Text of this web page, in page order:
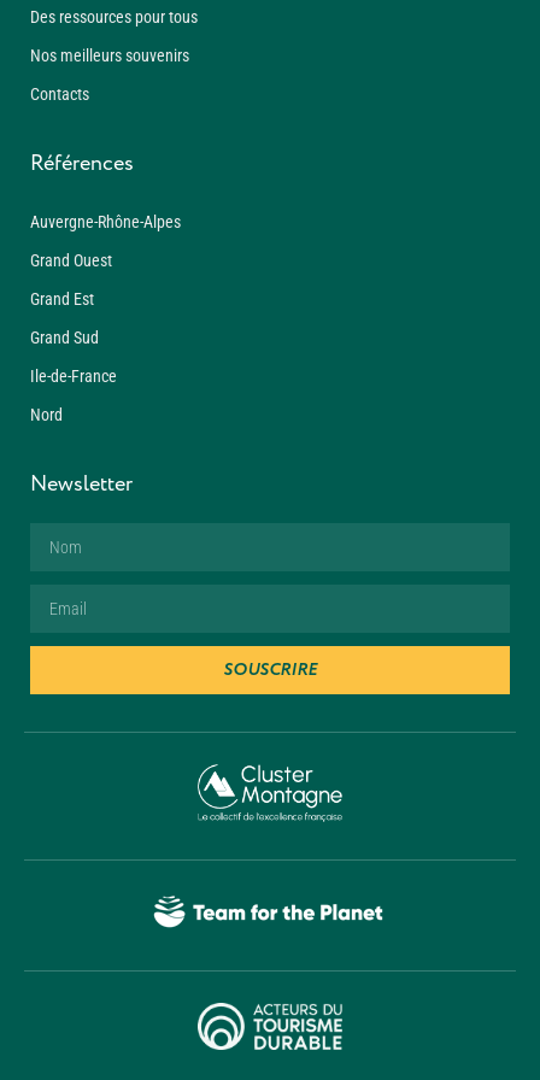
Des ressources pour tous
Nos meilleurs souvenirs
Contacts
Références
Auvergne-Rhône-Alpes
Grand Ouest
Grand Est
Grand Sud
Ile-de-France
Nord
Newsletter
SOUSCRIRE